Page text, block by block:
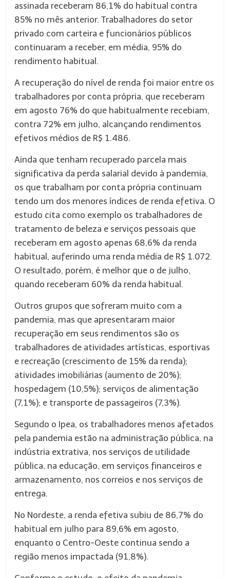
assinada receberam 86,1% do habitual contra
85% no mês anterior. Trabalhadores do setor
privado com carteira e funcionários públicos
continuaram a receber, em média, 95% do
rendimento habitual.
A recuperação do nível de renda foi maior entre os
trabalhadores por conta própria, que receberam
em agosto 76% do que habitualmente recebiam,
contra 72% em julho, alcançando rendimentos
efetivos médios de R$ 1.486.
Ainda que tenham recuperado parcela mais
significativa da perda salarial devido à pandemia,
os que trabalham por conta própria continuam
tendo um dos menores índices de renda efetiva. O
estudo cita como exemplo os trabalhadores de
tratamento de beleza e serviços pessoais que
receberam em agosto apenas 68,6% da renda
habitual, auferindo uma renda média de R$ 1.072.
O resultado, porém, é melhor que o de julho,
quando receberam 60% da renda habitual.
Outros grupos que sofreram muito com a
pandemia, mas que apresentaram maior
recuperação em seus rendimentos são os
trabalhadores de atividades artísticas, esportivas
e recreação (crescimento de 15% da renda);
atividades imobiliárias (aumento de 20%);
hospedagem (10,5%); serviços de alimentação
(7,1%); e transporte de passageiros (7,3%).
Segundo o Ipea, os trabalhadores menos afetados
pela pandemia estão na administração pública, na
indústria extrativa, nos serviços de utilidade
pública, na educação, em serviços financeiros e
armazenamento, nos correios e nos serviços de
entrega.
No Nordeste, a renda efetiva subiu de 86,7% do
habitual em julho para 89,6% em agosto,
enquanto o Centro-Oeste continua sendo a
região menos impactada (91,8%).